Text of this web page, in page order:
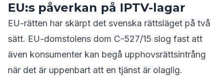
EU:s påverkan på IPTV-lagar
EU-rätten har skärpt det svenska rättsläget på två
sätt. EU-domstolens dom C-527/15 slog fast att
även konsumenter kan begå upphovsrättsintrång
när det är uppenbart att en tjänst är olaglig.